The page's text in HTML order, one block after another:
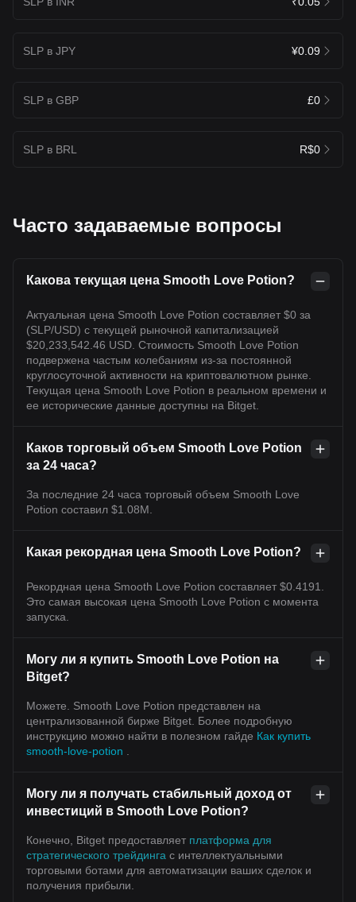
SLP в JPY ¥0.09
SLP в GBP £0
SLP в BRL R$0
Часто задаваемые вопросы
Какова текущая цена Smooth Love Potion?
Актуальная цена Smooth Love Potion составляет $0 за
(SLP/USD) с текущей рыночной капитализацией
$20,233,542.46 USD. Стоимость Smooth Love Potion
подвержена частым колебаниям из-за постоянной
круглосуточной активности на криптовалютном рынке.
Текущая цена Smooth Love Potion в реальном времени и
ее исторические данные доступны на Bitget.
Каков торговый объем Smooth Love Potion
за 24 часа?
За последние 24 часа торговый объем Smooth Love
Potion составил $1.08M.
Какая рекордная цена Smooth Love Potion?
Рекордная цена Smooth Love Potion составляет $0.4191.
Это самая высокая цена Smooth Love Potion с момента
запуска.
Могу ли я купить Smooth Love Potion на
Bitget?
Можете. Smooth Love Potion представлен на
централизованной бирже Bitget. Более подробную
инструкцию можно найти в полезном гайде Как купить
smooth-love-potion
Могу ли я получать стабильный доход от
инвестиций в Smooth Love Potion?
Конечно, Bitget предоставляет платформа для
стратегического трейдинга с интеллектуальными
торговыми ботами для автоматизации ваших сделок и
получения прибыли.